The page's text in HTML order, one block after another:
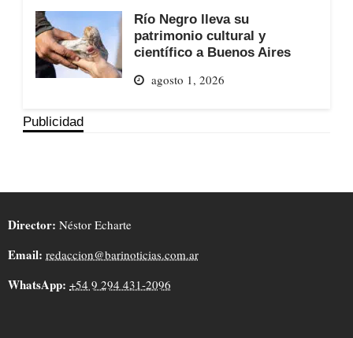
Río Negro lleva su
patrimonio cultural y
científico a Buenos Aires
agosto 1, 2026
Publicidad
Director: Néstor Echarte
Email: redaccion@barinoticias.com.ar
WhatsApp: +54 9 294 431-2096